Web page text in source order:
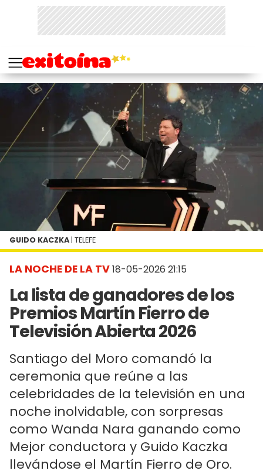
LA NOCHE DE LA TV18-05-2026 21:15
La lista de ganadores de los
Premios Martín Fierro de
Televisión Abierta 2026
Santiago del Moro comandó la
ceremonia que reúne a las
celebridades de la televisión en una
noche inolvidable, con sorpresas
como Wanda Nara ganando como
Mejor conductora y Guido Kaczka
llevándose el Martín Fierro de Oro.
GUIDO KACZKA | TELEFE